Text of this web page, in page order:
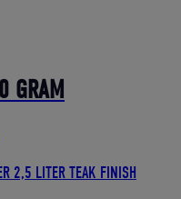
GRAM